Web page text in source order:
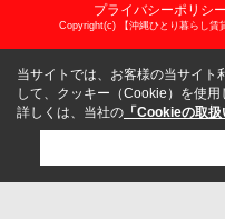
プライバシーポリシー
Copyright(c) 【沖縄ひとり暮らし賃
当サイトでは、お客様の当サイト
して、クッキー（Cookie）を使用
詳しくは、当社の 「Cookieの取扱